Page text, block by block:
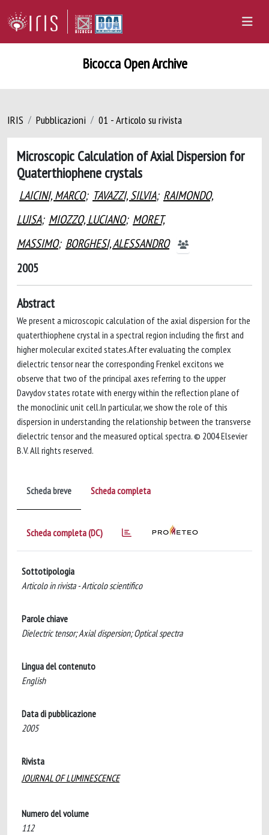
Bicocca Open Archive
IRIS Pubblicazioni 01 - Articolo su rivista
Microscopic Calculation of Axial Dispersion for
Quaterthiophene crystals
LAICINI, MARCO; TAVAZZI, SILVIA; RAIMONDO,
LUISA; MIOZZO, LUCIANO; MORET,
MASSIMO; BORGHESI, ALESSANDRO
2005
Abstract
We present a microscopic calculation of the axial dispersion for the
quaterthiophene crystal in a spectral region including the first and
higher molecular excited states.After evaluating the complex
dielectric tensor near the corresponding Frenkel excitons we
observe that two of the principal axes referring to the upper
Davydov states rotate with energy within the reflection plane of
the monoclinic unit cell.In particular, we show the role of this
dispersion in understanding the relationship between the transverse
dielectric tensor and the measured optical spectra. © 2004 Elsevier
B.V. All rights reserved.
Scheda breve Scheda completa
Scheda completa (DC)
Sottotipologia
Articolo in rivista - Articolo scientifico
Parole chiave
Dielectric tensor; Axial dispersion; Optical spectra
Lingua del contenuto
English
Data di pubblicazione
2005
Rivista
JOURNAL OF LUMINESCENCE
Numero del volume
112